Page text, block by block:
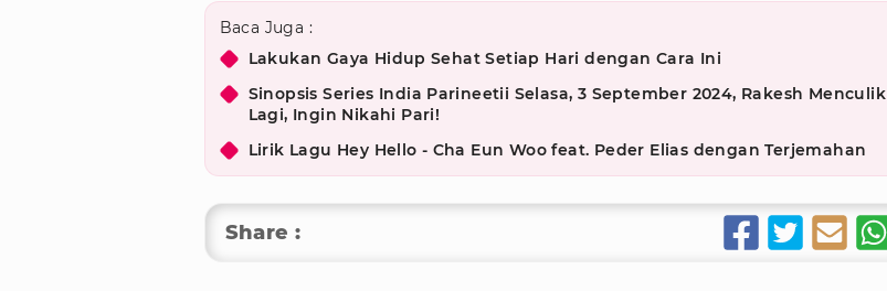
Baca Juga :
Lakukan Gaya Hidup Sehat Setiap Hari dengan Cara Ini
Sinopsis Series India Parineetii Selasa, 3 September 2024, Rakesh Menculik
Lagi, Ingin Nikahi Pari!
Lirik Lagu Hey Hello - Cha Eun Woo feat. Peder Elias dengan Terjemahan
Share :